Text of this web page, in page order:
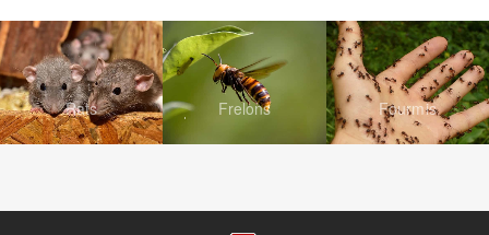
Rats Frelons Fourmis